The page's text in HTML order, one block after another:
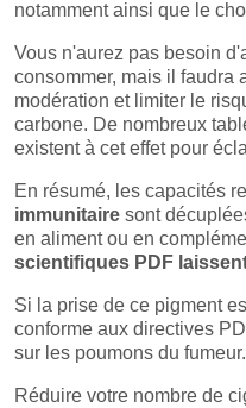
notamment ainsi que le
Vous n'aurez pas besoin
consommer, mais il faudra
modération et limiter le
carbone. De nombreux
existent à cet effet pour
En résumé, les capacités
immunitaire sont
en aliment ou en
scientifiques PDF
Si la prise de ce pigment
conforme aux directives
sur les poumons du fumeur.
Réduire votre nombre de